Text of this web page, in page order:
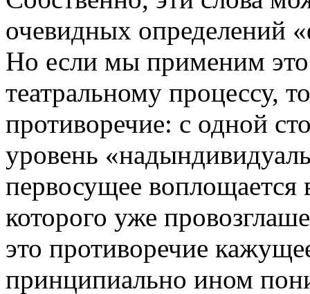
очевидных определений
Но если мы применим
театральному процессу,
противоречие: с одной
уровень
первосущее воплощается
которого уже
это противоречие
принципиально ином